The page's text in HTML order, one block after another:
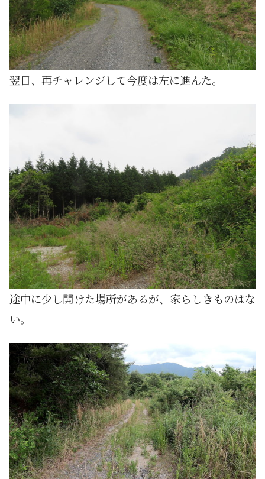
翌日、再チャレンジして今度は左に進んた。
途中に少し開けた場所があるが、家らしきものはな
い。